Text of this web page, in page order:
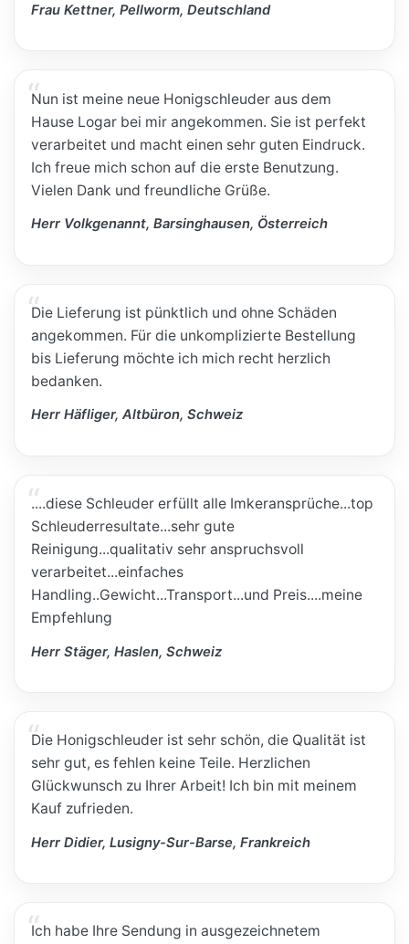
Frau Kettner, Pellworm, Deutschland
Nun ist meine neue Honigschleuder aus dem
Hause Logar bei mir angekommen. Sie ist perfekt
verarbeitet und macht einen sehr guten Eindruck.
Ich freue mich schon auf die erste Benutzung.
Vielen Dank und freundliche Grüße.
Herr Volkgenannt, Barsinghausen, Österreich
Die Lieferung ist pünktlich und ohne Schäden
angekommen. Für die unkomplizierte Bestellung
bis Lieferung möchte ich mich recht herzlich
bedanken.
Herr Häfliger, Altbüron, Schweiz
....diese Schleuder erfüllt alle Imkeransprüche...top
Schleuderresultate...sehr gute
Reinigung...qualitativ sehr anspruchsvoll
verarbeitet...einfaches
Handling..Gewicht...Transport...und Preis....meine
Empfehlung
Herr Stäger, Haslen, Schweiz
Die Honigschleuder ist sehr schön, die Qualität ist
sehr gut, es fehlen keine Teile. Herzlichen
Glückwunsch zu Ihrer Arbeit! Ich bin mit meinem
Kauf zufrieden.
Herr Didier, Lusigny-Sur-Barse, Frankreich
Ich habe Ihre Sendung in ausgezeichnetem